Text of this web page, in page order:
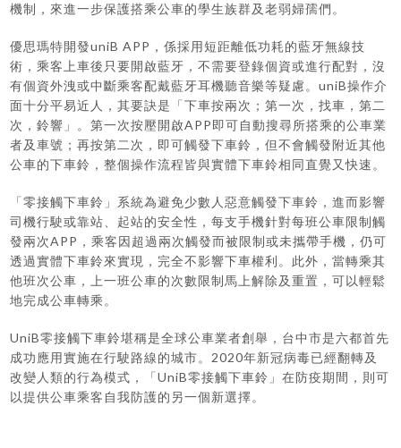
機制，來進一步保護搭乘公車的學生族群及老弱婦孺們。
優思瑪特開發uniB APP，係採用短距離低功耗的藍牙無線技
術，乘客上車後只要開啟藍牙，不需要登錄個資或進行配對，沒
有個資外洩或中斷乘客配戴藍牙耳機聽音樂等疑慮。uniB操作介
面十分平易近人，其要訣是「下車按兩次；第一次，找車，第二
次，鈴響」。第一次按壓開啟APP即可自動搜尋所搭乘的公車業
者及車號；再按第二次，即可觸發下車鈴，但不會觸發附近其他
公車的下車鈴，整個操作流程皆與實體下車鈴相同直覺又快速。
「零接觸下車鈴」系統為避免少數人惡意觸發下車鈴，進而影響
司機行駛或靠站、起站的安全性，每支手機針對每班公車限制觸
發兩次APP，乘客因超過兩次觸發而被限制或未攜帶手機，仍可
透過實體下車鈴來實現，完全不影響下車權利。此外，當轉乘其
他班次公車，上一班公車的次數限制馬上解除及重置，可以輕鬆
地完成公車轉乘。
UniB零接觸下車鈴堪稱是全球公車業者創舉，台中市是六都首先
成功應用實施在行駛路線的城市。2020年新冠病毒已經翻轉及
改變人類的行為模式，「UniB零接觸下車鈴」在防疫期間，則可
以提供公車乘客自我防護的另一個新選擇。